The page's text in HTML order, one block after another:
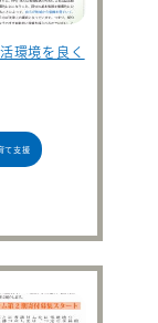
環境を良く
て支援